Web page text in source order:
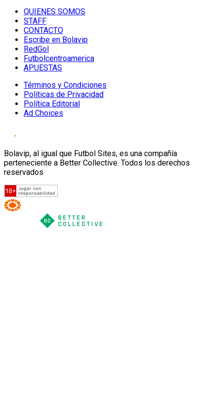
QUIENES SOMOS
STAFF
CONTACTO
Escribe en Bolavip
RedGol
Futbolcentroamerica
APUESTAS
Términos y Condiciones
Políticas de Privacidad
Política Editorial
Ad Choices
Bolavip, al igual que Futbol Sites, es una compañía
perteneciente a Better Collective. Todos los derechos
reservados